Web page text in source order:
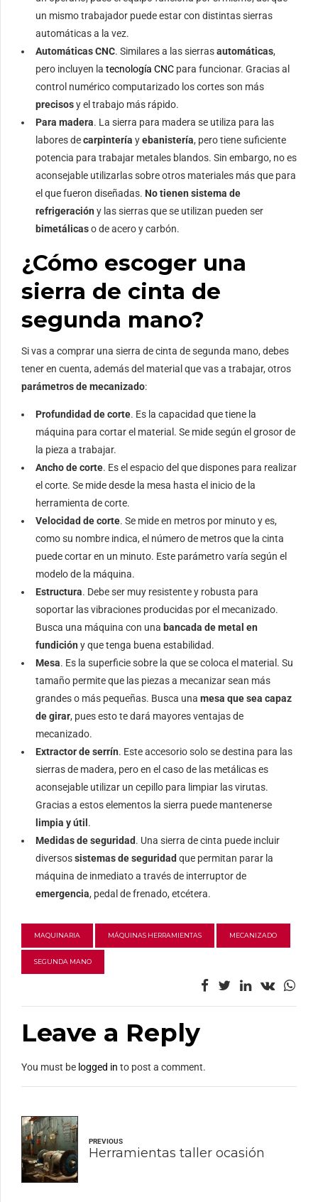
un mismo trabajador puede estar con distintas sierras
automáticas a la vez.
Automáticas CNC. Similares a las sierrasautomáticas,
pero incluyen la tecnología CNC para funcionar. Gracias al
control numérico computarizado los cortes son más
precisosy el trabajo más rápido.
Para madera. La sierra para madera se utiliza para las
labores decarpintería yebanistería, pero tiene suficiente
potencia para trabajar metales blandos. Sin embargo, no es
aconsejable utilizarlas sobre otros materiales más que para
el que fueron diseñadas. No tienen sistema de
refrigeración y las sierras que se utilizan pueden ser
bimetálicaso de acero y carbón.
¿Cómo escoger una
sierra de cinta de
segunda mano?
Si vas a comprar una sierra de cinta de segunda mano, debes
tener en cuenta, además del material que vas a trabajar, otros
parámetros de mecanizado:
Profundidad de corte. Es la capacidad que tiene la
máquina para cortar el material. Se mide según el grosor de
la pieza a trabajar.
Ancho de corte. Es el espacio del que dispones para realizar
el corte. Se mide desde la mesa hasta el inicio de la
herramienta de corte.
Velocidad de corte. Se mide en metros por minuto y es,
como su nombre indica, el número de metros que la cinta
puede cortar en un minuto. Este parámetro varía según el
modelo de la máquina.
Estructura. Debe ser muy resistente y robusta para
soportar las vibraciones producidas por el mecanizado.
Busca una máquina con una bancada de metal en
fundición y que tenga buena estabilidad.
Mesa. Es la superficie sobre la que se coloca el material. Su
tamaño permite que las piezas a mecanizar sean más
grandes o más pequeñas. Busca una mesa que sea capaz
de girar, pues esto te dará mayores ventajas de
mecanizado.
Extractor de serrín. Este accesorio solo se destina para las
sierras de madera, pero en el caso de las metálicas es
aconsejable utilizar un cepillo para limpiar las virutas.
Gracias a estos elementos la sierra puede mantenerse
limpia y útil .
Medidas de seguridad. Una sierra de cinta puede incluir
diversossistemas de seguridad que permitan parar la
máquina de inmediato a través de interruptor de
emergencia, pedal de frenado, etcétera.
MAQUINARIA MÁQUINAS HERRAMIENTAS MECANIZADO
SEGUNDA MANO
Leave a Reply
You must be logged in to post a comment.
PREVIOUS
Herramientas taller ocasión